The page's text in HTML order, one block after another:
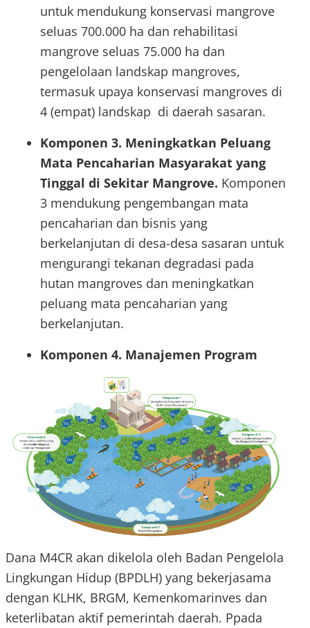
untuk mendukung konservasi mangrove
seluas 700.000 ha dan rehabilitasi
mangrove seluas 75.000 ha dan
pengelolaan landskap mangroves,
termasuk upaya konservasi mangroves di
4 (empat) landskap di daerah sasaran.
Komponen 3. Meningkatkan Peluang
Mata Pencaharian Masyarakat yang
Tinggal di Sekitar Mangrove. Komponen
3 mendukung pengembangan mata
pencaharian dan bisnis yang
berkelanjutan di desa-desa sasaran untuk
mengurangi tekanan degradasi pada
hutan mangroves dan meningkatkan
peluang mata pencaharian yang
berkelanjutan.
Komponen 4. Manajemen Program
Dana M4CR akan dikelola oleh Badan Pengelola
Lingkungan Hidup (BPDLH) yang bekerjasama
dengan KLHK, BRGM, Kemenkomarinves dan
keterlibatan aktif pemerintah daerah. Ppada